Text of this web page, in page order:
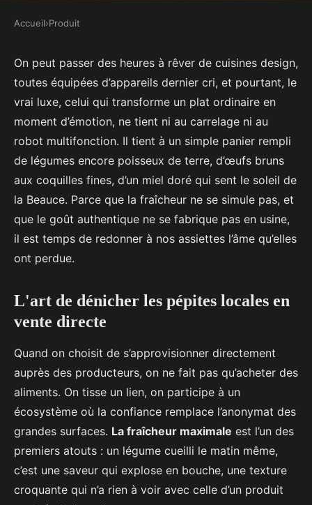
Top 5 conseils pour choisir des
produits fermiers à Bonneval
Victor•15/04/2026 09:14 •9 min de lecture
Accueil›Produit
On peut passer des heures à rêver de cuisines design,
toutes équipées d’appareils dernier cri, et pourtant, le
vrai luxe, celui qui transforme un plat ordinaire en
moment d’émotion, ne tient ni au carrelage ni au
robot multifonction. Il tient à un simple panier rempli
de légumes encore poisseux de terre, d’œufs bruns
aux coquilles fines, d’un miel doré qui sent le soleil de
la Beauce. Parce que la fraîcheur ne se simule pas, et
que le goût authentique ne se fabrique pas en usine,
il est temps de redonner à nos assiettes l’âme qu’elles
ont perdue.
L'art de dénicher les pépites locales en
vente directe
Quand on choisit de s’approvisionner directement
auprès des producteurs, on ne fait pas qu’acheter des
aliments. On tisse un lien, on participe à un
écosystème où la confiance remplace l’anonymat des
grandes surfaces. La fraîcheur maximale est l’un des
premiers atouts : un légume cueilli le matin même,
c’est une saveur qui explose en bouche, une texture
croquante qui n’a rien à voir avec celle d’un produit